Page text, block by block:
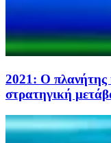
2021: Ο πλανήτης
στρατηγική